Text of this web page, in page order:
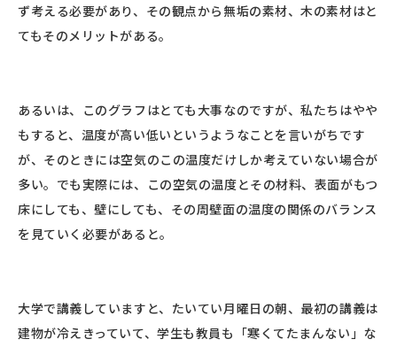
ず考える必要があり、その観点から無垢の素材、木の素材はと
てもそのメリットがある。
あるいは、このグラフはとても大事なのですが、私たちはやや
もすると、温度が高い低いというようなことを言いがちです
が、そのときには空気のこの温度だけしか考えていない場合が
多い。でも実際には、この空気の温度とその材料、表面がもつ
床にしても、壁にしても、その周壁面の温度の関係のバランス
を見ていく必要があると。
大学で講義していますと、たいてい月曜日の朝、最初の講義は
建物が冷えきっていて、学生も教員も「寒くてたまんない」な